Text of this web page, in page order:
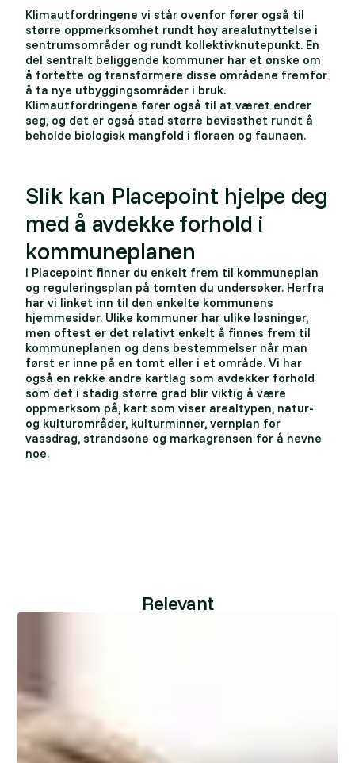
Klimautfordringene vi står ovenfor fører også til
større oppmerksomhet rundt høy arealutnyttelse i
sentrumsområder og rundt kollektivknutepunkt. En
del sentralt beliggende kommuner har et ønske om
å fortette og transformere disse områdene fremfor
å ta nye utbyggingsområder i bruk.
Klimautfordringene fører også til at været endrer
seg, og det er også stad større bevissthet rundt å
beholde biologisk mangfold i floraen og faunaen.
Slik kan Placepoint hjelpe deg
med å avdekke forhold i
kommuneplanen
I Placepoint finner du enkelt frem til kommuneplan
og reguleringsplan på tomten du undersøker. Herfra
har vi linket inn til den enkelte kommunens
hjemmesider. Ulike kommuner har ulike løsninger,
men oftest er det relativt enkelt å finnes frem til
kommuneplanen og dens bestemmelser når man
først er inne på en tomt eller i et område. Vi har
også en rekke andre kartlag som avdekker forhold
som det i stadig større grad blir viktig å være
oppmerksom på, kart som viser arealtypen, natur-
og kulturområder, kulturminner, vernplan for
vassdrag, strandsone og markagrensen for å nevne
noe.
Relevant